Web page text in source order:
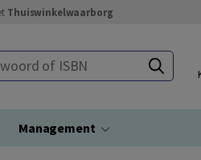
Thuiswinkelwaarborg
of ISBN
Management